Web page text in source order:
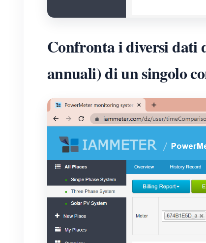
Confronta i diversi dati
annuali) di un singolo